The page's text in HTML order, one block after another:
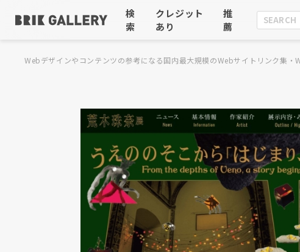
検
索
クレジット
あり
推
薦
Webデザインやコンテンツの参考になる国内最大規模のWebサイトリンク集・